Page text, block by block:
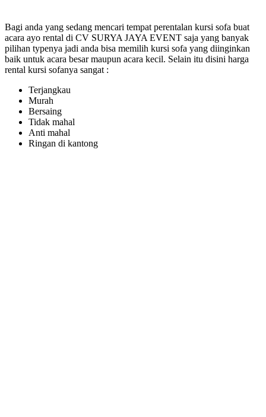
Bagi anda yang sedang mencari tempat perentalan kursi sofa buat
acara ayo rental di CV SURYA JAYA EVENT saja yang banyak
pilihan typenya jadi anda bisa memilih kursi sofa yang diinginkan
baik untuk acara besar maupun acara kecil. Selain itu disini harga
rental kursi sofanya sangat :
Terjangkau
Murah
Bersaing
Tidak mahal
Anti mahal
Ringan di kantong